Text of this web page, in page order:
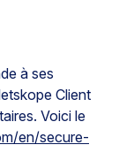
à ses
Client
Voici le
en/secure-